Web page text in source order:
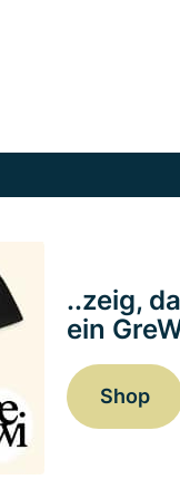
..zeig,
ein
Shop